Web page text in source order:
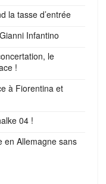
la tasse d’entrée
Infantino
le
!
à Fiorentina et
04 !
en Allemagne sans